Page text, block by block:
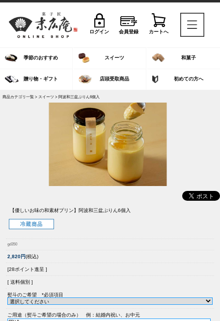
ログイン 会員登録 カートへ
季節のおすすめ スイーツ 和菓子
贈り物・ギフト 店頭受取商品 初めての方へ
商品カテゴリ一覧 > スイーツ > 阿波和三盆ぷりん6個入
【優しいお味の和素材プリン】 阿波和三盆ぷりん6個入
gd350
2,820円(税込)
[28ポイント進呈 ]
[ 送料個別 ]
熨斗のご希望 *必須項目
ご用途（熨斗ご希望の場合のみ） 例：結婚内祝い、お中元